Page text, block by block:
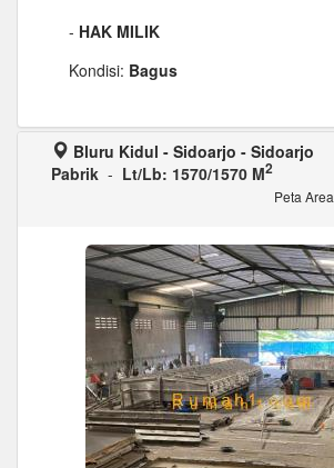
- HAK MILIK
Kondisi: Bagus
Bluru Kidul - Sidoarjo - Sidoarjo
Pabrik - Lt/Lb: 1570/1570 M2
Peta Area